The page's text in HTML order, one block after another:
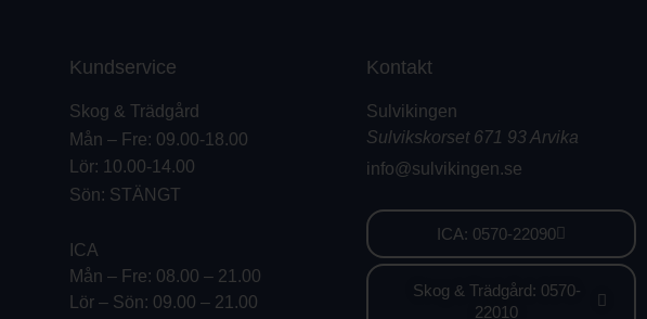
Kundservice
Skog & Trädgård
Mån – Fre: 09.00-18.00
Lör: 10.00-14.00
Sön: STÄNGT
ICA
Mån – Fre: 08.00 – 21.00
Lör – Sön: 09.00 – 21.00
Kontakt
Sulvikingen
Sulvikskorset 671 93 Arvika
info@sulvikingen.se
ICA: 0570-22090
Skog & Trädgård: 0570-
22010